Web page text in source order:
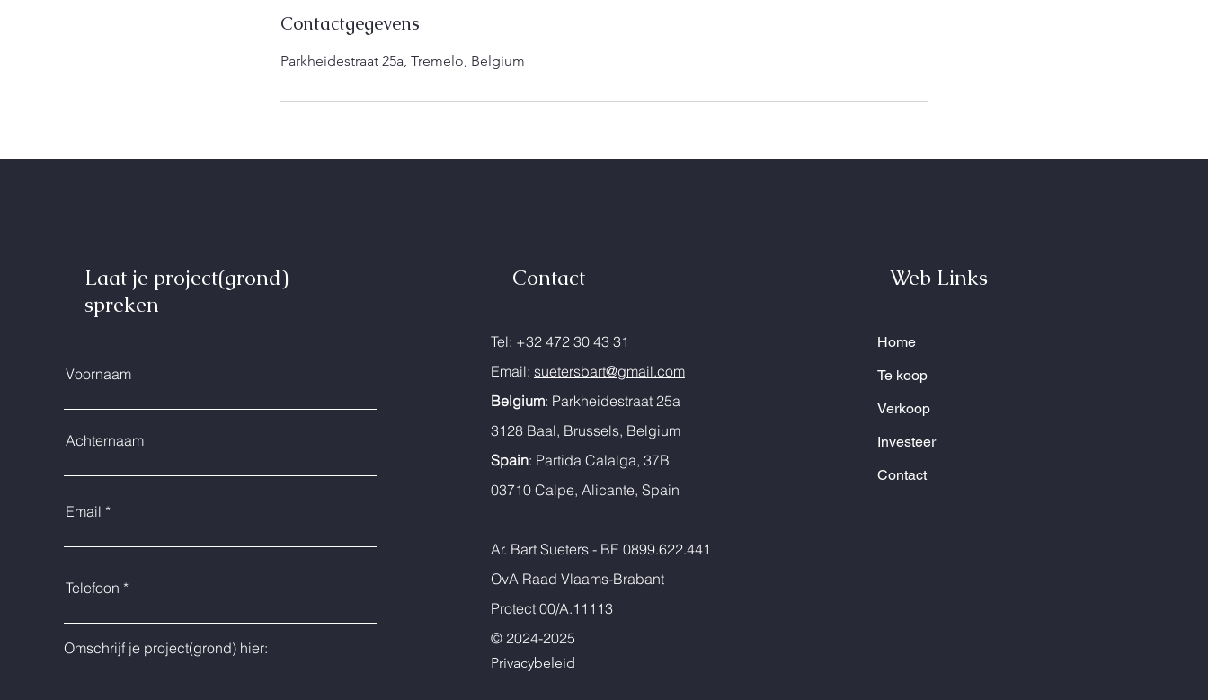
Contactgegevens
Parkheidestraat 25a, Tremelo, Belgium
Laat je project(grond)
spreken
Voornaam
Achternaam
Email
Telefoon
Omschrijf je project(grond) hier:
Contact
Tel: +32 472 30 43 31
Email: suetersbart@gmail.com
Belgium: Parkheidestraat 25a
3128 Baal, Brussels, Belgium
Spain: Partida Calalga, 37B
03710 Calpe, Alicante, Spain
Ar. Bart Sueters - BE 0899.622.441
OvA Raad Vlaams-Brabant
Protect 00/A.11113
© 2024-2025
Privacybeleid
Web Links
Home
Te koop
Verkoop
Investeer
Contact